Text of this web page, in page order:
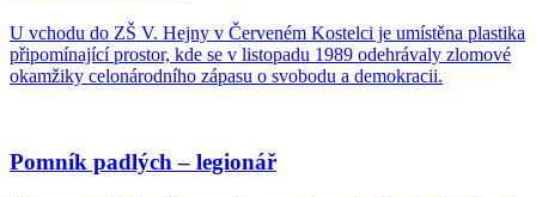
U vchodu do ZŠ V. Hejny v Červeném Kostelci je umístěna plastika
připomínající prostor, kde se v listopadu 1989 odehrávaly zlomové
okamžiky celonárodního zápasu o svobodu a demokracii.
Pomník padlých – legionář